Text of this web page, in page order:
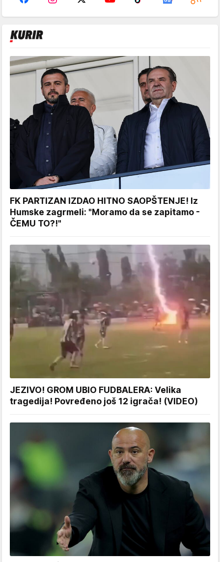
FK PARTIZAN IZDAO HITNO SAOPŠTENJE! Iz
Humske zagrmeli: "Moramo da se zapitamo -
ČEMU TO?!"
JEZIVO! GROM UBIO FUDBALERA: Velika
tragedija! Povređeno još 12 igrača! (VIDEO)